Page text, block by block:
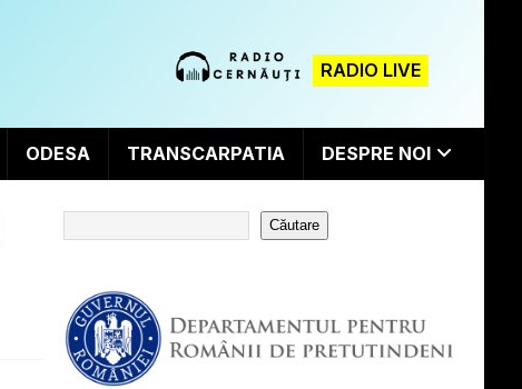
RADIO LIVE
ODESA TRANSCARPATIA DESPRE NOI
Căutare